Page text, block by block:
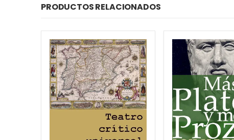
PRODUCTOS RELACIONADOS